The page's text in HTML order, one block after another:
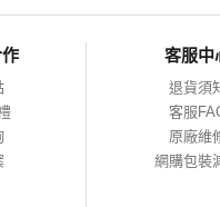
客服中
退貨須
客服
原廠維
網購包裝